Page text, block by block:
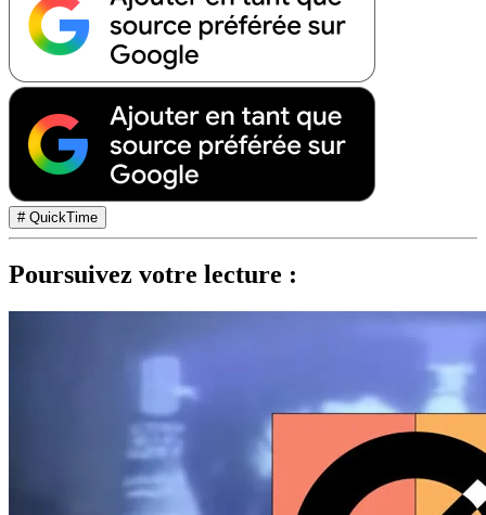
# QuickTime
Poursuivez votre lecture :